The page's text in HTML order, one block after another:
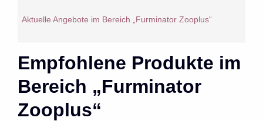
Aktuelle Angebote im Bereich „Furminator Zooplus“
Empfohlene Produkte im
Bereich „Furminator
Zooplus“